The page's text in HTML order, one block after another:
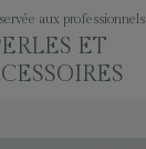
aux professionnels
ET